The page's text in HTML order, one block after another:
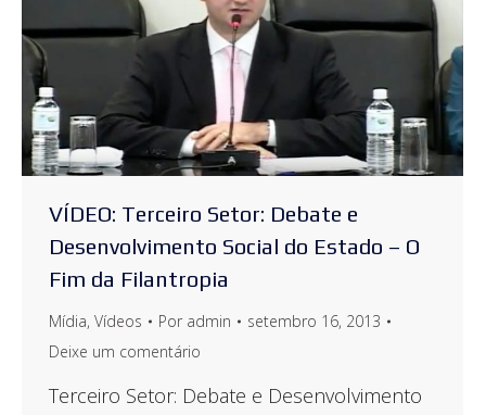
VÍDEO: Terceiro Setor: Debate e
Desenvolvimento Social do Estado – O
Fim da Filantropia
Mídia, Vídeos Por admin
setembro 16, 2013
Deixe um comentário
Terceiro Setor: Debate e Desenvolvimento